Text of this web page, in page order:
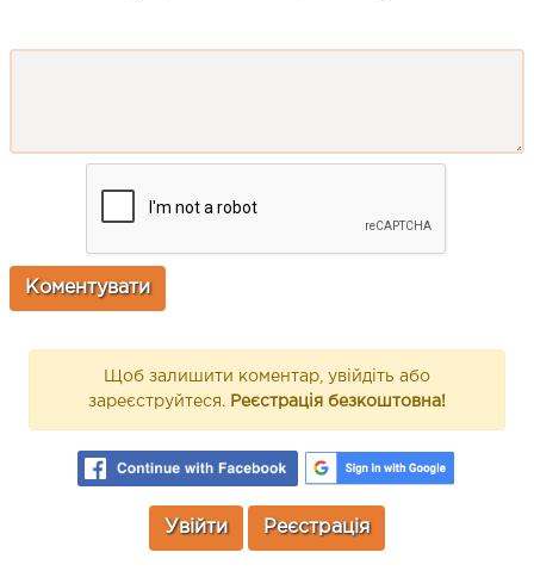
Щоб залишити коментар, увійдіть або
зареєструйтеся. Реєстрація безкоштовна!
Увійти Реєстрація